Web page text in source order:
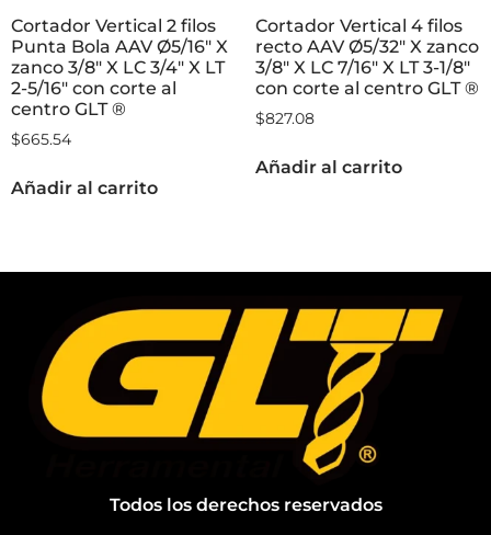
Cortador Vertical 2 filos
Punta Bola AAV Ø5/16″ X
zanco 3/8″ X LC 3/4″ X LT
2-5/16″ con corte al
centro GLT ®
$665.54
Añadir al carrito
Cortador Vertical 4 filos
recto AAV Ø5/32″ X zanco
3/8″ X LC 7/16″ X LT 3-1/8″
con corte al centro GLT ®
$827.08
Añadir al carrito
Todos los derechos reservados